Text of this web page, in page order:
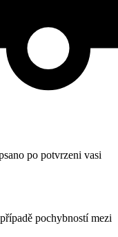
po potvrzeni vasi
pochybností mezi